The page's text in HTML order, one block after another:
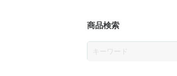
商品検索